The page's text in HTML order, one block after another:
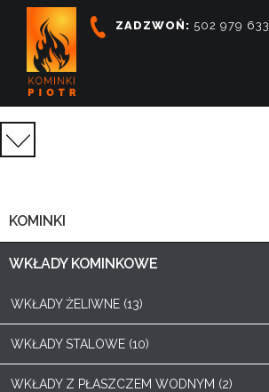
ZADZWOŃ: 502 979 633
KOMINKI
WKŁADY KOMINKOWE
WKŁADY ŻELIWNE (13)
WKŁADY STALOWE (10)
WKŁADY Z PŁASZCZEM WODNYM (2)